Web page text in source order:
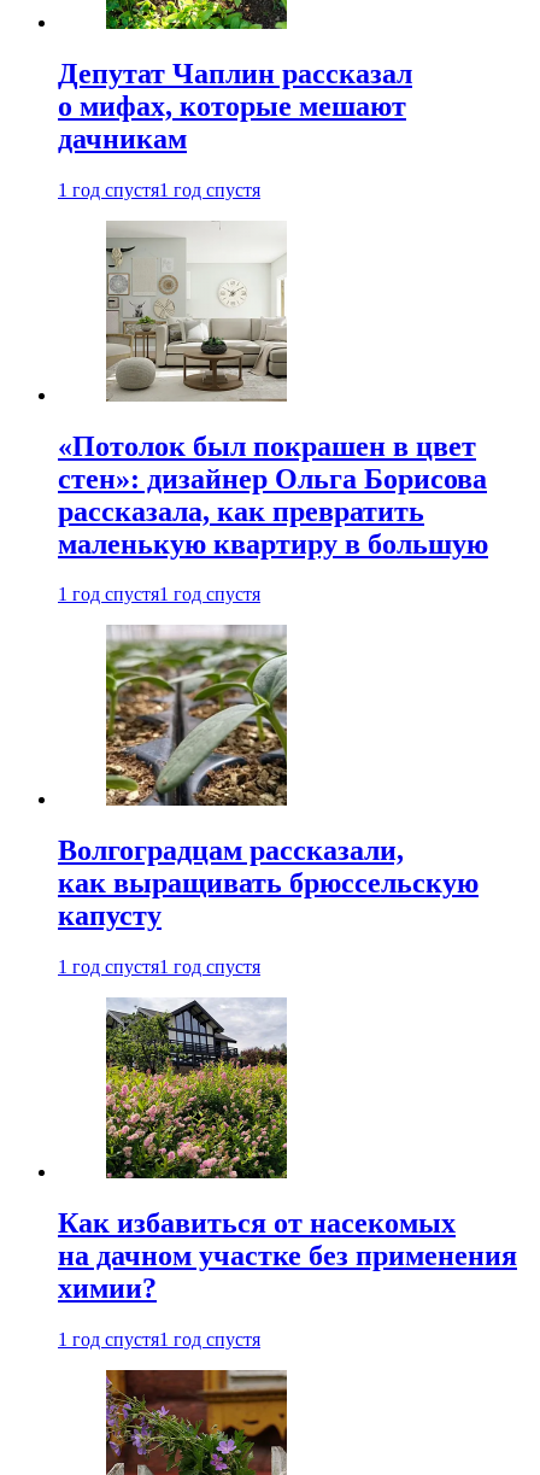
Депутат Чаплин рассказал
о мифах, которые мешают
дачникам
1 год спустя1 год спустя
«Потолок был покрашен в цвет
стен»: дизайнер Ольга Борисова
рассказала, как превратить
маленькую квартиру в большую
1 год спустя1 год спустя
Волгоградцам рассказали,
как выращивать брюссельскую
капусту
1 год спустя1 год спустя
Как избавиться от насекомых
на дачном участке без применения
химии?
1 год спустя1 год спустя